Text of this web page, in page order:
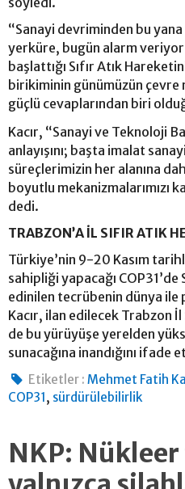
“Sanayi devriminden bu yana
yerküre, bugün alarm
başlattığı Sıfır Atık
birikiminin günümüzün çevre
güçlü cevaplarından biri
Kacır, “Sanayi ve Teknoloji
anlayışını; başta imalat
süreçlerimizin her alanına
boyutlu mekanizmalarımızı
dedi.
TRABZON’A İL SIFIR ATIK
Türkiye’nin 9-20 Kasım
sahipliği yapacağı COP31’de
edinilen tecrübenin dünya ile
Kacır, ilan edilecek Trabzon
de bu yürüyüşe yerelden
sunacağına inandığını ifade
Etiketler : Mehmet Fatih
COP31, sürdürülebilirlik
NKP: